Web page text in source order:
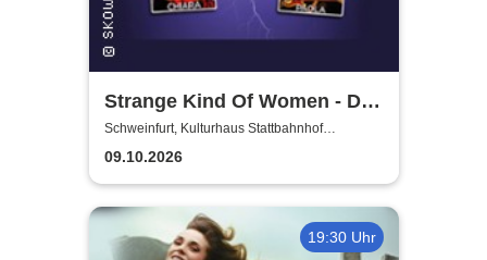
Strange Kind Of Women - Die
einzigen weiblichen Deep
Purple Classics
Schweinfurt, Kulturhaus Stattbahnhof
Schweinfurt
09.10.2026
19:30 Uhr